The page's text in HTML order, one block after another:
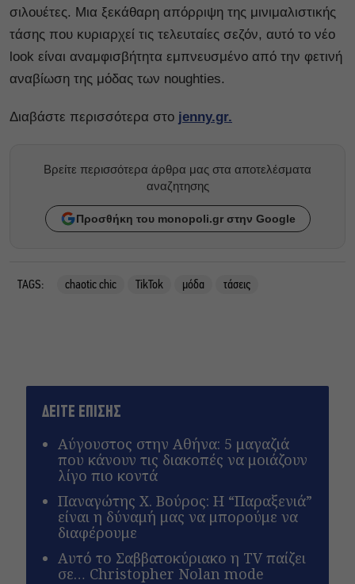
σιλουέτες. Μια ξεκάθαρη απόρριψη της μινιμαλιστικής
τάσης που κυριαρχεί τις τελευταίες σεζόν, αυτό το νέο
look είναι αναμφισβήτητα εμπνευσμένο από την φετινή
αναβίωση της μόδας των noughties.
Διαβάστε περισσότερα στο jenny.gr.
Βρείτε περισσότερα άρθρα μας στα αποτελέσματα
αναζητησης
Προσθήκη του monopoli.gr στην Google
TAGS: chaotic chic TikTok μόδα τάσεις
ΔΕΙΤΕ ΕΠΙΣΗΣ
Αύγουστος στην Αθήνα: 5 μαγαζιά
που κάνουν τις διακοπές να μοιάζουν
λίγο πιο κοντά
Παναγώτης Χ. Βούρος: Η “Παραξενιά”
είναι η δύναμή μας να μπορούμε να
διαφέρουμε
Αυτό το Σαββατοκύριακο η TV παίζει
σε… Christopher Nolan mode